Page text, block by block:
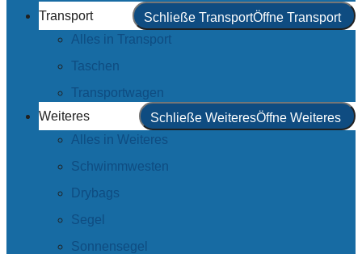
Transport
Schließe TransportÖffne Transport
Alles in Transport
Taschen
Transportwagen
Weiteres
Schließe WeiteresÖffne Weiteres
Alles in Weiteres
Schwimmwesten
Drybags
Segel
Sonnensegel